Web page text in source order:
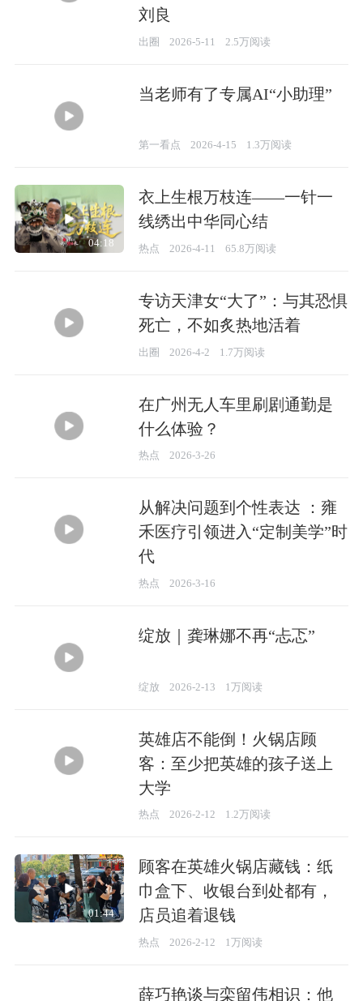
刘良
出圈 2026-5-11 2.5万阅读
当老师有了专属AI“小助理”
第一看点 2026-4-15 1.3万阅读
04:18
衣上生根万枝连——一针一
线绣出中华同心结
热点 2026-4-11 65.8万阅读
专访天津女“大了”：与其恐惧
死亡，不如炙热地活着
出圈 2026-4-2 1.7万阅读
在广州无人车里刷剧通勤是
什么体验？
热点 2026-3-26
从解决问题到个性表达 ：雍
禾医疗引领进入“定制美学”时
代
热点 2026-3-16
绽放｜龚琳娜不再“忐忑”
绽放 2026-2-13 1万阅读
英雄店不能倒！火锅店顾
客：至少把英雄的孩子送上
大学
热点 2026-2-12 1.2万阅读
01:44
顾客在英雄火锅店藏钱：纸
巾盒下、收银台到处都有，
店员追着退钱
热点 2026-2-12 1万阅读
薛巧艳谈与栾留伟相识：他